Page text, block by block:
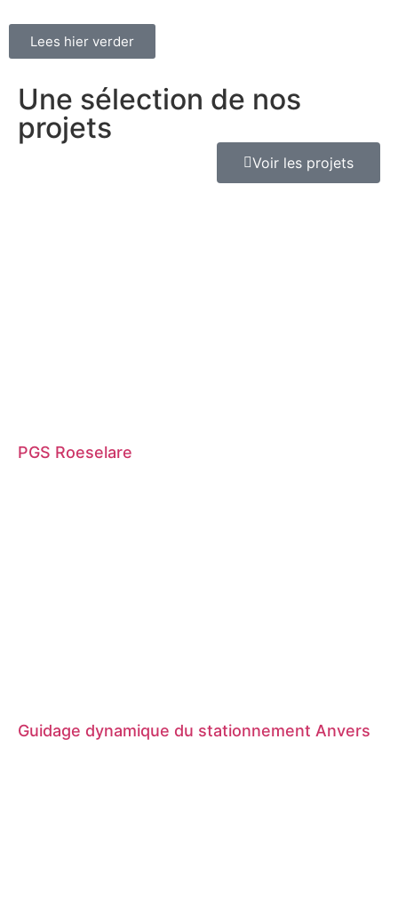
Lees hier verder
Une sélection de nos
projets
Voir les projets
PGS Roeselare
Guidage dynamique du stationnement Anvers